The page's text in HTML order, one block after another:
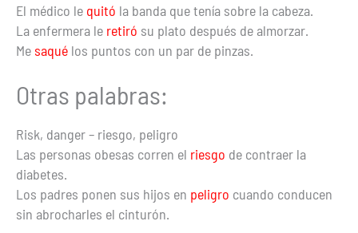
El médico le quitó la banda que tenía sobre la cabeza.
La enfermera le retiró su plato después de almorzar.
Me saqué los puntos con un par de pinzas.
Otras palabras:
Risk, danger – riesgo, peligro
Las personas obesas corren el riesgo de contraer la
diabetes.
Los padres ponen sus hijos en peligro cuando conducen
sin abrocharles el cinturón.